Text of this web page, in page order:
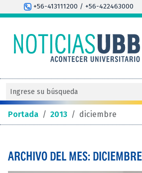
+56-413111200 / +56-422463000
Portada / 2013 / diciembre
ARCHIVO DEL MES: